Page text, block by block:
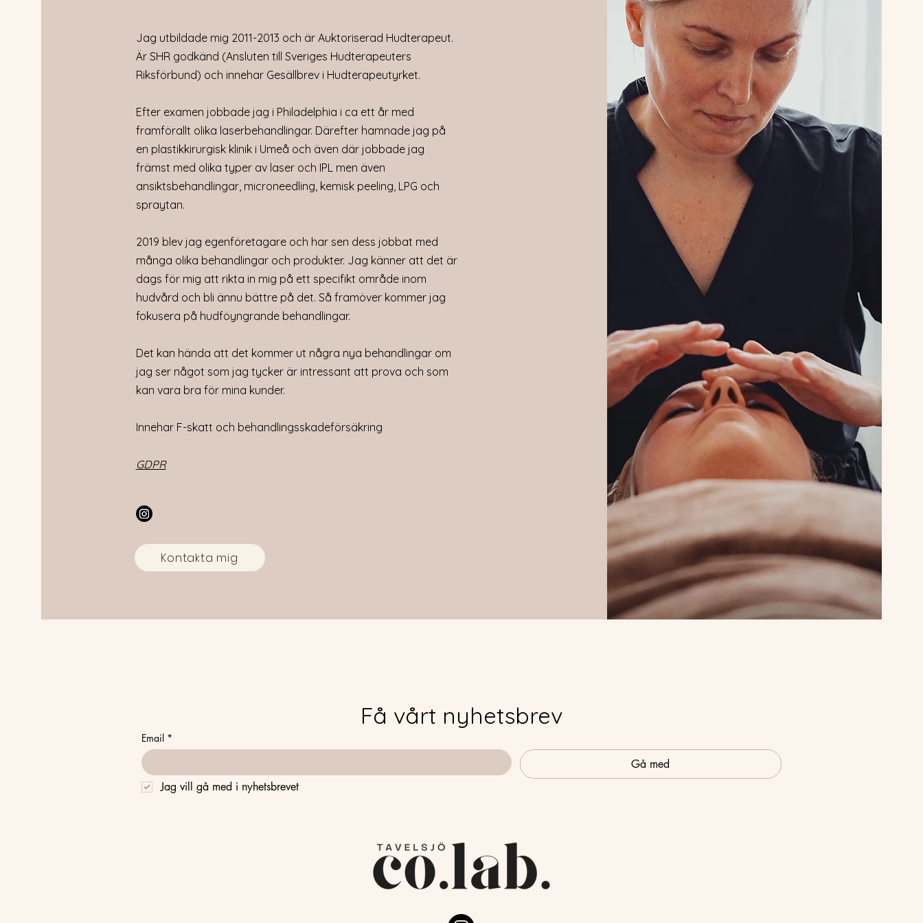
Double click on the text box to start editing your content and make sure to add all
the relevant details you want site visitors to know. If you’re a business, talk about how you started and
share your professional journey. Explain your core values, your commitment to customers and how you
stand out from the crowd. Add a photo, gallery or video for even more engagement.
Jag utbildade mig 2011-2013 och är Auktoriserad Hudterapeut.
Är SHR godkänd (Ansluten till Sveriges Hudterapeuters
Riksförbund) och innehar Gesällbrev i Hudterapeutyrket.
Efter examen jobbade jag i Philadelphia i ca ett år med
framförallt olika laserbehandlingar. Därefter hamnade jag på
en plastikkirurgisk klinik i Umeå och även där jobbade jag
främst med olika typer av laser och IPL men även
ansiktsbehandlingar, microneedling, kemisk peeling, LPG och
spraytan.
2019 blev jag egenföretagare och har sen dess jobbat med
många olika behandlingar och produkter. Jag känner att det är
dags för mig att rikta in mig på ett specifikt område inom
hudvård och bli ännu bättre på det. Så framöver kommer jag
fokusera på hudföyngrande behandlingar.
Det kan hända att det kommer ut några nya behandlingar om
jag ser något som jag tycker är intressant att prova och som
kan vara bra för mina kunder.
Innehar F-skatt och behandlingsskadeförsäkring
GDPR
Kontakta mig
Få vårt nyhetsbrev
Email *
Gå med
Jag vill gå med i nyhetsbrevet